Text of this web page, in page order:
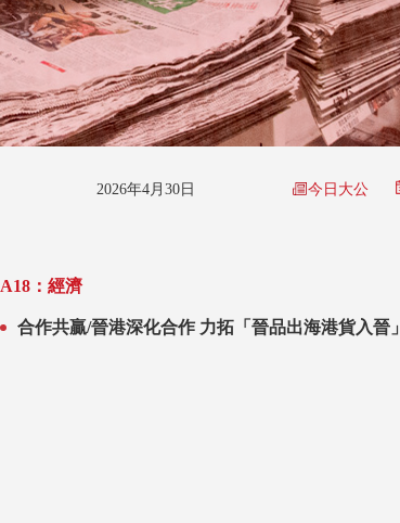
2026年4月30日 今日大公
A18：經濟
合作共贏/晉港深化合作 力拓「晉品出海港貨入晉」